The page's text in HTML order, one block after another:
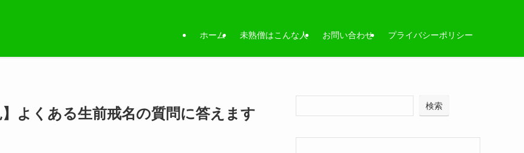
ホーム 未熟僧はこんな人 お問い合わせ プライバシーポリシー
よくある生前戒名の質問に答えます 検索